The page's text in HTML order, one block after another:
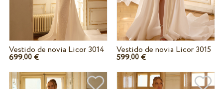
Vestido de novia Licor 3014
699.00€
Vestido de novia Licor 3015
599.00 €